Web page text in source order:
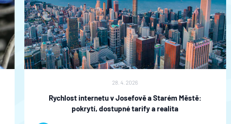
28. 4. 2026
Rychlost internetu v Josefově a Starém Městě:
pokrytí, dostupné tarify a realita